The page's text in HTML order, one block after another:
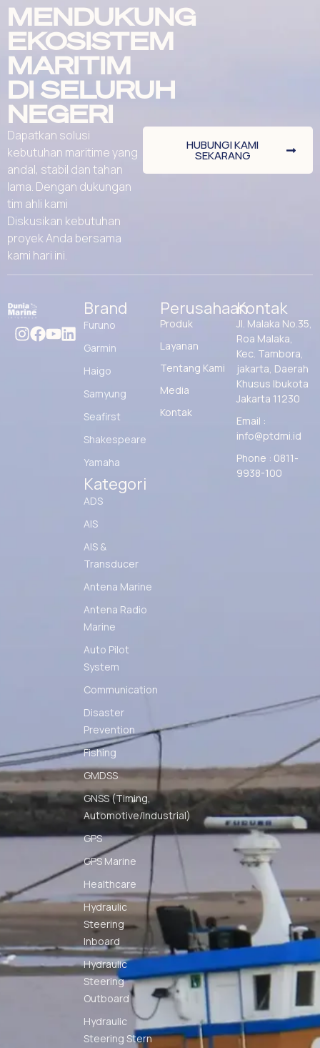
MENDUKUNG
EKOSISTEM
MARITIM
DI SELURUH
NEGERI
Dapatkan solusi
kebutuhan maritime yang
andal, stabil dan tahan
lama. Dengan dukungan
tim ahli kami
Diskusikan kebutuhan
proyek Anda bersama
kami hari ini.
HUBUNGI KAMI
SEKARANG
Brand
Furuno
Garmin
Haigo
Samyung
Seafirst
Shakespeare
Yamaha
Kategori
ADS
AIS
AIS &
Transducer
Antena Marine
Antena Radio
Marine
Auto Pilot
System
Communication
Disaster
Prevention
Fishing
GMDSS
GNSS (Timing,
Automotive/Industrial)
GPS
GPS Marine
Healthcare
Hydraulic
Steering
Inboard
Hydraulic
Steering
Outboard
Hydraulic
Steering Stern
Perusahaan
Produk
Layanan
Tentang Kami
Media
Kontak
Kontak
Jl. Malaka No.35,
Roa Malaka,
Kec. Tambora,
jakarta, Daerah
Khusus Ibukota
Jakarta 11230
Email :
info@ptdmi.id
Phone : 0811-
9938-100